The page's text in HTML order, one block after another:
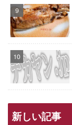
新しい記事